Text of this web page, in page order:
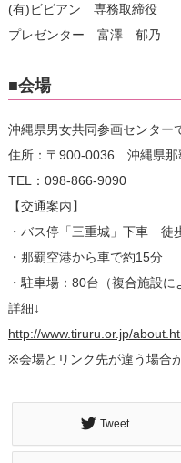
(有)ビビアン 専務取締役
プレゼンター 富澤 郁乃
■会場
沖縄県男女共同参画センタ
住所：〒900-0036 沖縄県那
TEL：098-866-9090
【交通案内】
・バス停「三重城」下車 徒
・那覇空港から車で約15分
・駐車場：80台（複合施設に
詳細↓
http://www.tiruru.or.jp/
※会場とリンク先が違う場合
Tweet